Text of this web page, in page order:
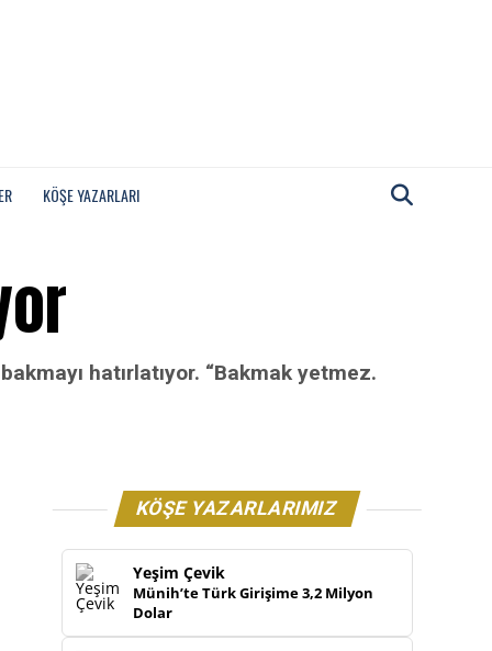
KÖŞE YAZARLARI
hatırlatıyor. “Bakmak yetmez.
KÖŞE YAZARLARIMIZ
Yeşim Çevik
Münih’te Türk Girişime 3,2 Milyon
Dolar